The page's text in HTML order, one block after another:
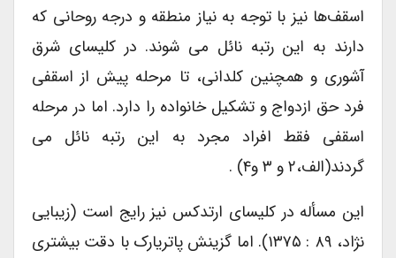
اسقف‌ها نیز با توجه به نیاز منطقه و درجه روحانی که
دارند به این رتبه نائل می شوند. در کلیسای شرق
آشوری و همچنین کلدانی، تا مرحله پیش از اسقفی
فرد حق ازدواج و تشکیل خانواده را دارد. اما در مرحله
اسقفی فقط افراد مجرد به این رتبه نائل می
گردند(الف،۲ و ۳ و۴) .
این مسأله در کلیسای ارتدکس نیز رایج است (زیبایی
نژاد، ۸۹ : ۱۳۷۵). اما گزینش پاتریارک با دقت بیشتری